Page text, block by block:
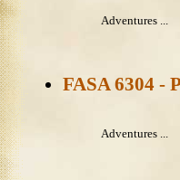
Adventures ...
FASA 6304 -
Adventures ...